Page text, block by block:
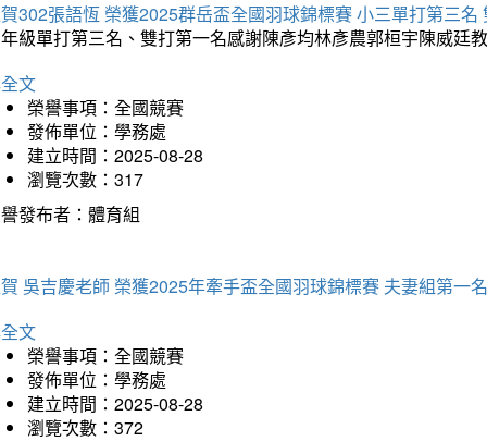
302張語恆 榮獲2025群岳盃全國羽球錦標賽 小三單打第三名
級單打第三名、雙打第一名感謝陳彥均林彥農郭桓宇陳威廷
文
榮譽事項：全國競賽
發佈單位：學務處
建立時間：2025-08-28
瀏覽次數：317
發布者：體育組
吳吉慶老師 榮獲2025年牽手盃全國羽球錦標賽 夫妻組第一名
文
榮譽事項：全國競賽
發佈單位：學務處
建立時間：2025-08-28
瀏覽次數：372